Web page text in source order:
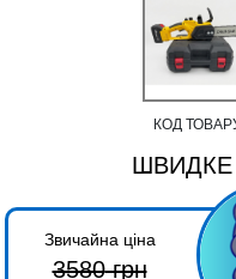
КОД
Звичайна ціна
3580грн